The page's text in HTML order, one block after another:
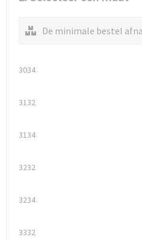
De minimale bestel
3034
3132
3134
3232
3234
3332